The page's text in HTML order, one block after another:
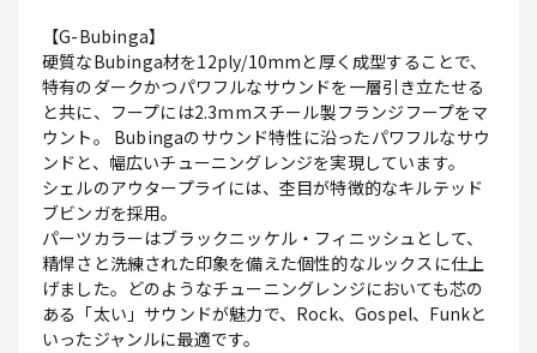
【G-Bubinga】
硬質なBubinga材を12ply/10mmと厚く成型することで、
特有のダークかつパワフルなサウンドを一層引き立たせる
と共に、フープには2.3mmスチール製フランジフープをマ
ウント。 Bubingaのサウンド特性に沿ったパワフルなサウ
ンドと、幅広いチューニングレンジを実現しています。
シェルのアウタープライには、杢目が特徴的なキルテッド
ブビンガを採用。
パーツカラーはブラックニッケル・フィニッシュとして、
精悍さと洗練された印象を備えた個性的なルックスに仕上
げました。どのようなチューニングレンジにおいても芯の
ある「太い」サウンドが魅力で、Rock、Gospel、Funkと
いったジャンルに最適です。